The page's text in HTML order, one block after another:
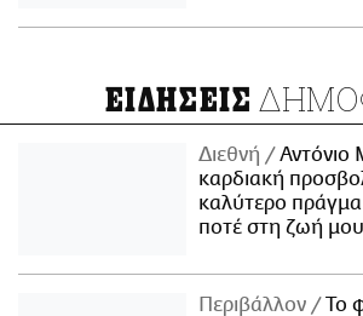
ΕΙΔΗΣΕΙΣ
Διεθνή
Αντόνιο
καρδιακή
καλύτερο
ποτέ στη ζωή
Περιβάλλον
Το